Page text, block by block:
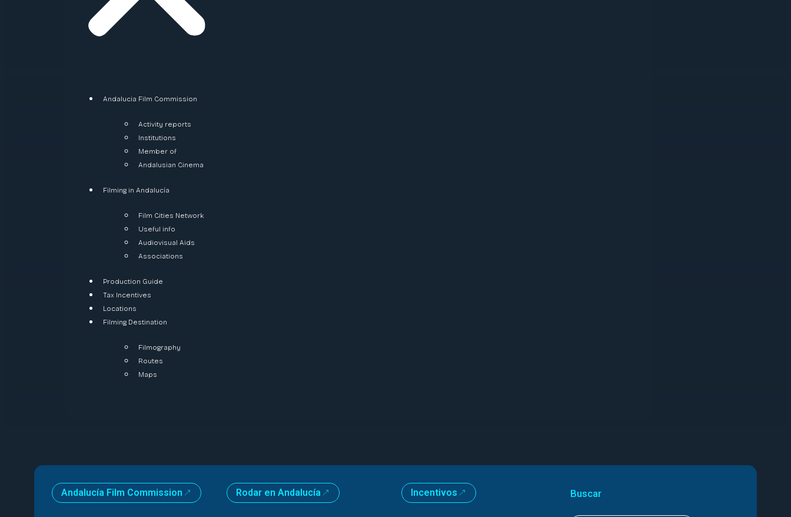
Andalucia Film Commission
Activity reports
Institutions
Member of
Andalusian Cinema
Filming in Andalucía
Film Cities Network
Useful info
Audiovisual Aids
Associations
Production Guide
Tax Incentives
Locations
Filming Destination
Filmography
Routes
Maps
Andalucía Film Commission Rodar en Andalucía Incentivos Buscar